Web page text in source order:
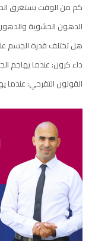
كم من الوقت يستغرق
الدهون الحشوية
هل تختلف قدرة الجسم
داء كرون: عندما يهاجم
القولون التقرحي: